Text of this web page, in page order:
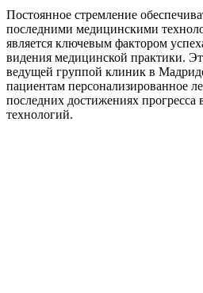
Постоянное стремление
последними медицинскими
является ключевым фактором
видения медицинской практики.
ведущей группой клиник в
пациентам персонализированное
последних достижениях прогресса
технологий.